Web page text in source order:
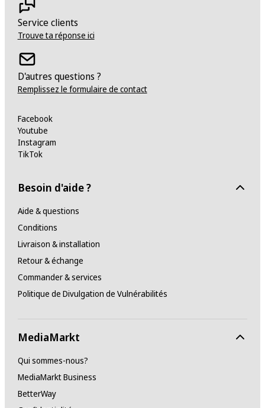
Service clients
Trouve ta réponse ici
D'autres questions ?
Remplissez le formulaire de contact
Facebook
Youtube
Instagram
TikTok
Besoin d'aide ?
Aide & questions
Conditions
Livraison & installation
Retour & échange
Commander & services
Politique de Divulgation de Vulnérabilités
MediaMarkt
Qui sommes-nous?
MediaMarkt Business
BetterWay